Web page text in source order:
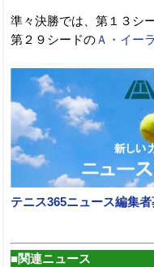
準々決勝では、第１３シ
第２９シードのＡ・イー
テニス365ニュース編集者
■関連ニュース